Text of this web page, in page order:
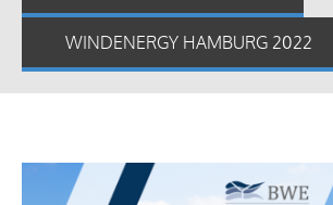
WINDENERGY HAMBURG 2022